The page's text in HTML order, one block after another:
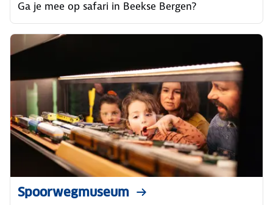
Ga je mee op safari in Beekse Bergen?
Spoorwegmuseum